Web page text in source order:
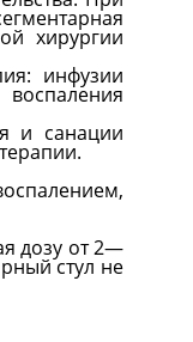
хирургии
инфузии
и санации
дозу от 2—
стул не